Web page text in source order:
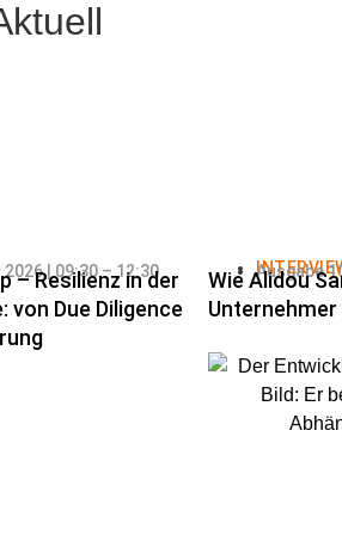
| 09:30 – 12:30
– Resilienz in der
Due Diligence
Ausgabe
Wie Alidou
Unternehmer